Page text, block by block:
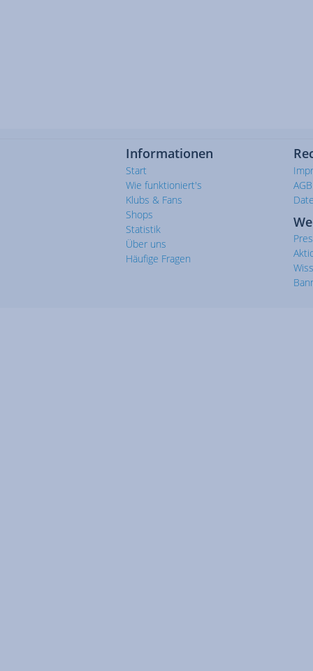
Informationen
Start
Wie funktioniert's
Klubs & Fans
Shops
Statistik
Über uns
Häufige Fragen
AGB